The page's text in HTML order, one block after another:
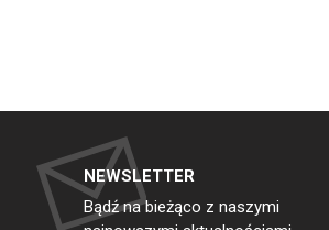
NEWSLETTER
Bądź na bieżąco z naszymi